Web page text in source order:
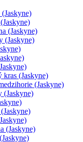
(Jaskyne)
(Jaskyne)
kras (Jaskyne)
(Jaskyne)
(Jaskyne)
(Jaskyne)